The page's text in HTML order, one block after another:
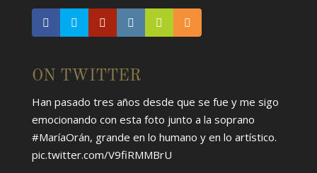
ON TWITTER
Han pasado tres años desde que se fue y me sigo
emocionando con esta foto junto a la soprano
#MaríaOrán, grande en lo humano y en lo artístico.
pic.twitter.com/V9fiRMMBrU